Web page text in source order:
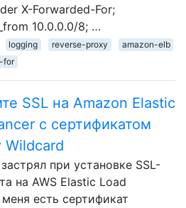
X-Forwarded-For;
10.0.0.0/8; …
logging reverse-proxy
amazon-elb
for
SSL на Amazon Elastic
с сертификатом
Wildcard
при установке SSL-
на AWS Elastic Load
есть сертификат